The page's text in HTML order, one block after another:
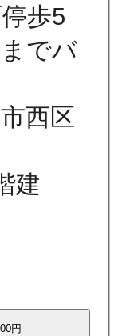
歩5
でバ
西区
建
円